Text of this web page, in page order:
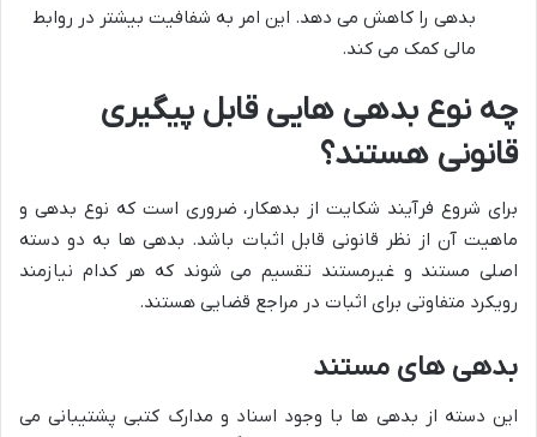
بدهی را کاهش می دهد. این امر به شفافیت بیشتر در روابط
مالی کمک می کند.
چه نوع بدهی هایی قابل پیگیری
قانونی هستند؟
برای شروع فرآیند شکایت از بدهکار، ضروری است که نوع بدهی و
ماهیت آن از نظر قانونی قابل اثبات باشد. بدهی ها به دو دسته
اصلی مستند و غیرمستند تقسیم می شوند که هر کدام نیازمند
رویکرد متفاوتی برای اثبات در مراجع قضایی هستند.
بدهی های مستند
این دسته از بدهی ها با وجود اسناد و مدارک کتبی پشتیبانی می